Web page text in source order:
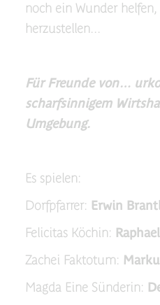
noch ein Wunder
herzustellen...
Für Freunde von…
scharfsinnigem
Umgebung.
Es spielen:
Dorfpfarrer: Erwin
Felicitas Köchin:
Zachei Faktotum:
Magda Eine Sünderin: